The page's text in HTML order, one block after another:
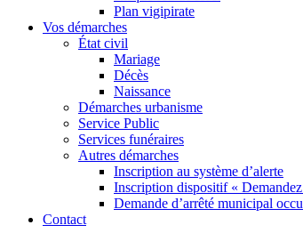
Plan vigipirate
Vos démarches
État civil
Mariage
Décès
Naissance
Démarches urbanisme
Service Public
Services funéraires
Autres démarches
Inscription au système d’alerte
Inscription dispositif «
Demande d’arrêté municipal
Contact